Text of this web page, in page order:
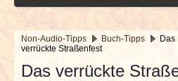
NEUESTE ARTIKEL
Non-Audio-Tipps Buch-Tipps
Das
verrückte Straßenfest
Das verrückte